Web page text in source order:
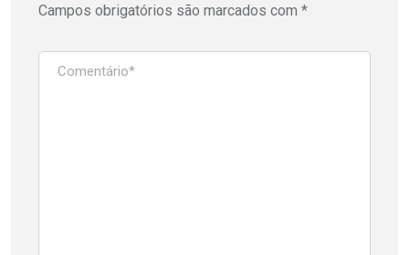
Campos obrigatórios são marcados com *